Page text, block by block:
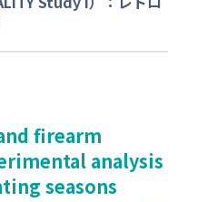
firearm
analysis
seasons